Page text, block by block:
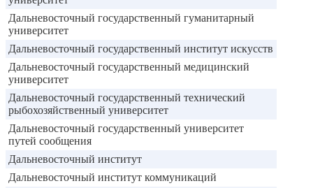
Дальневосточный государственный гуманитарный
университет
Дальневосточный государственный институт искусств
Дальневосточный государственный медицинский
университет
Дальневосточный государственный технический
рыбохозяйственный университет
Дальневосточный государственный университет
путей сообщения
Дальневосточный институт
Дальневосточный институт коммуникаций